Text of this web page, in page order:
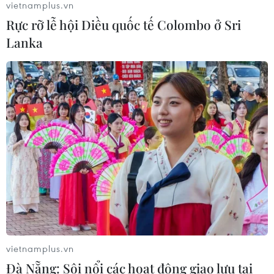
CƠ QUAN CHỦ QUẢN: THÔNG TẤN XÃ VIỆT NAM
Tổng Biên tập: TRẦN TIẾN DUẨN
Phó Tổng Biên tập: NGUYỄN THỊ TÁM, KHÚC THANH
THỦY
Sở hữu trí tuệ
Quy định sử dụng
RSS
Hỗ trợ
Ngôn ngữ
TTXVN
Dịch vụ tin
Quảng cáo
Liên hệ
vietnamplus.vn
Rực rỡ lễ hội Diều quốc tế Colombo ở Sri
Lanka
vietnamplus.vn
Đà Nẵng: Sôi nổi các hoạt động giao lưu tại